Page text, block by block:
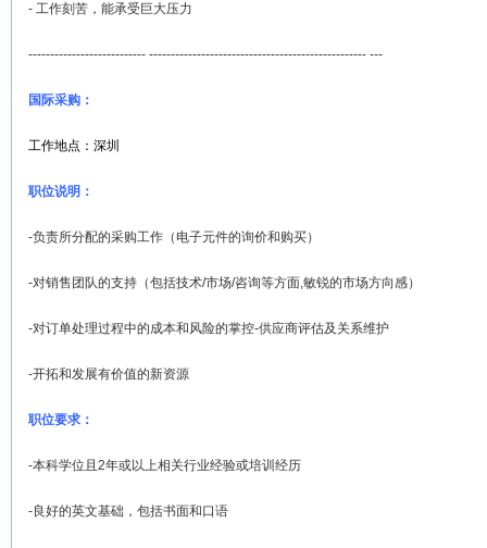
- 工作刻苦，能承受巨大压力
--------------------------- -------------------------------------------------- ---
国际采购：
工作地点：深圳
职位说明：
-负责所分配的采购工作（电子元件的询价和购买）
-对销售团队的支持（包括技术/市场/咨询等方面,敏锐的市场方向感）
-对订单处理过程中的成本和风险的掌控-供应商评估及关系维护
-开拓和发展有价值的新资源
职位要求：
-本科学位且2年或以上相关行业经验或培训经历
-良好的英文基础，包括书面和口语